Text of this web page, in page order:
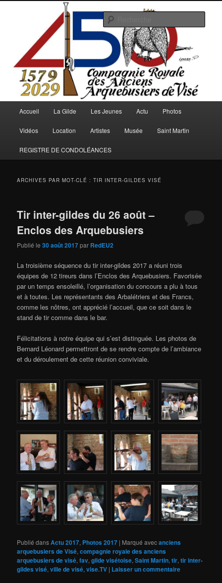
Arquebusiers.eu
Accueil La Gilde Les Jeunes Actu Photos
Vidéos Location Artistes Musée Saint Martin
REGISTRE DE CONDOLÉANCES
ARCHIVES PAR MOT-CLÉ :TIR INTER-GILDES VISÉ
Tir inter-gildes du 26 août –
Enclos des Arquebusiers
Publié le30 août 2017par RedEU2
La troisième séquence du tir inter-gildes 2017 a réuni trois
équipes de 12 tireurs dans l’Enclos des Arquebusiers. Favorisée
par un temps ensoleillé, l’organisation du concours a plu à tous
et à toutes. Les représentants des Arbalétriers et des Francs,
comme les nôtres, ont apprécié l’accueil, que ce soit dans le
stand de tir comme dans le bar.
Félicitations à notre équipe qui s’est distinguée. Les photos de
Bernard Léonard permettront de se rendre compte de l’ambiance
et du déroulement de cette réunion conviviale.
Publié dansActu 2017, Photos 2017 | Marqué avecanciens
arquebusiers de Visé,compagnie royale des anciens
arquebusiers de visé,fav,gilde visétoise,Saint Martin,tir,tir inter-
gildes visé,ville de visé,vise.TV | Laisser un commentaire